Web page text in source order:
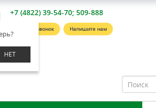
НЕТ
+7 (4822) 39-54-70; 509-888
Заказать звонок Напишите нам